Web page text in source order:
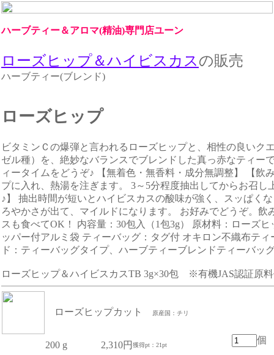
ハーブティー＆アロマ(精油)専門店ユーン
ローズヒップ＆ハイビスカスの販売
ハーブティー(ブレンド)
ローズヒップ
ビタミンＣの爆弾と言われるローズヒップと、相性の良いク
ゼル種）を、絶妙なバランスでブレンドした真っ赤なティー
ィータイムをどうぞ♪ 【無着色・無香料・成分無調整】 【飲
プに入れ、熱湯を注ぎます。 3～5分程度抽出してからお召し
♪】 抽出時間が短いとハイビスカスの酸味が強く、スッぱく
ろやかさが出て、マイルドになります。 お好みでどうぞ。飲
スも食べてOK！ 内容量：30包入（1包3g） 原材料：ローズ
ッパー付アルミ袋 ティーバッグ：タグ付 オキロン不織布ティ
ド：ティーバッグタイプ、ハーブティーブレンドティーバッ
ローズヒップ＆ハイビスカスTB 3g×30包 ※有機JAS認証原
ローズヒップカット 原産国：チリ
200 g 2,310円 獲得pt：21pt 個